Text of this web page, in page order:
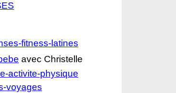
avec Christelle
fitness-latines
voyages
activite-physique